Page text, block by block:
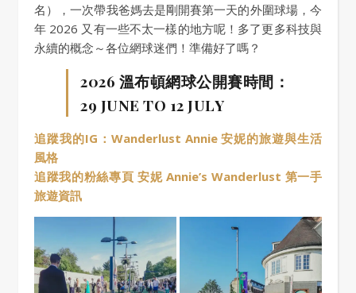
名），一次帶我爸媽去是剛開賽第一天的外圍球場，今
年 2026 又有一些不太一樣的地方呢！多了更多科技與
永續的概念～各位網球迷們！準備好了嗎？
2026 溫布頓網球公開賽時間：
29 JUNE TO 12 JULY
追蹤我的IG：Wanderlust Annie 安妮的旅遊與生活
風格
追蹤我的粉絲專頁 安妮 Annie’s Wanderlust 第一手
旅遊資訊